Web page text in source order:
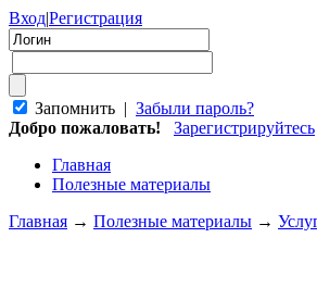
Вход|Регистрация
Запомнить | Забыли пароль?
Добро пожаловать!
Зарегистрируйтесь
Главная
Полезные материалы
Главная → Полезные материалы →